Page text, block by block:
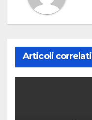
Articoli correlati